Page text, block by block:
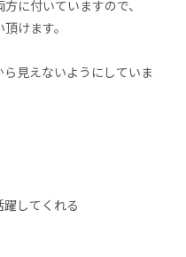
に付いていますので、
けます。
見えないようにしていま
してくれる